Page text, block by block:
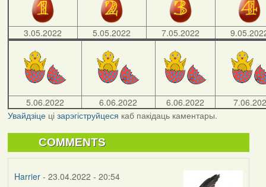
3.05.2022 5.05.2022 7.05.2022
5.06.2022 6.06.2022 6.06.2022
Увайдзіцеці зарэгіструйцеся каб пакідаць каментары.
COMMENTS
Harrier- 23.04.2022 - 20:54